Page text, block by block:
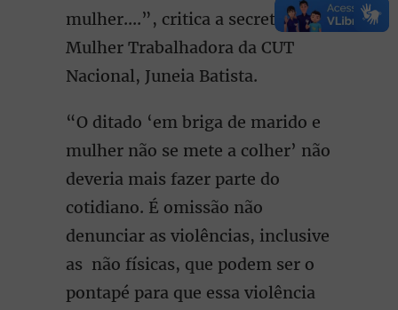
mulher....”, critica a secretária da
Mulher Trabalhadora da CUT
Nacional, Juneia Batista.
“O ditado ‘em briga de marido e
mulher não se mete a colher’ não
deveria mais fazer parte do
cotidiano. É omissão não
denunciar as violências, inclusive
as não físicas, que podem ser o
pontapé para que essa violência